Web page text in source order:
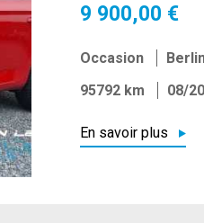
9 900,00 €
Occasion
95792 km
08/
En savoir plus